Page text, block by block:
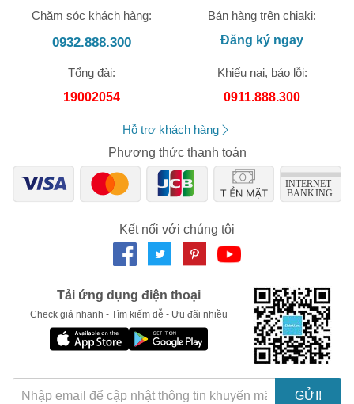
Chăm sóc khách hàng:
0932.888.300
Bán hàng trên chiaki:
Đăng ký ngay
Tổng đài:
19002054
Khiếu nại, báo lỗi:
0911.888.300
Hỗ trợ khách hàng
Phương thức thanh toán
Kết nối với chúng tôi
Tải ứng dụng điện thoại
Check giá nhanh - Tìm kiếm dễ - Ưu đãi nhiều
GỬI!
🎁 Đừng Bỏ Lỡ! 🎁
Giảm ngay cho bất kỳ đơn hàng nào.
XXX-XXXX
lần
Áp dụng cho đơn hàng từ:0
Chỉ áp dụng cho gian hàng:
LẤY MÃ NGAY